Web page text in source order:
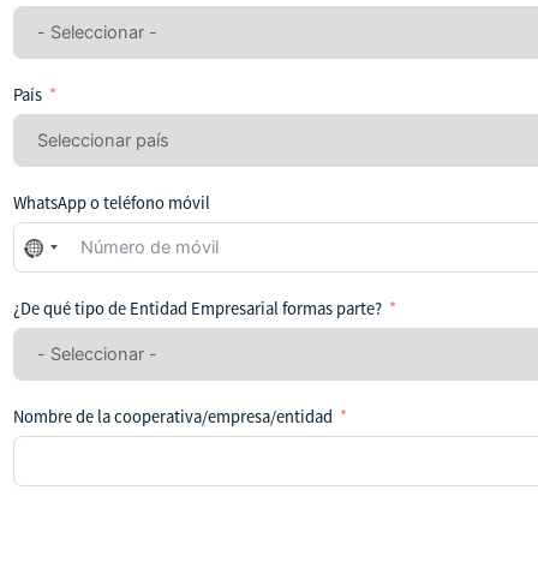
País
WhatsApp o teléfono móvil
No
se
seleccionado
ningún
¿De qué tipo de Entidad Empresarial formas parte?
Nombre de la cooperativa/empresa/entidad